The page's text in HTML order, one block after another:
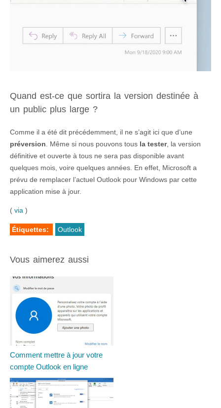
Quand est-ce que sortira la version destinée à
un public plus large ?
Comme il a été dit précédemment, il ne s’agit ici que d’une
préversion. Même si nous pouvons tous la tester, la version
définitive et ouverte à tous ne sera pas disponible avant
quelques mois, voire quelques années. En effet, Microsoft a
prévu de remplacer l’actuel Outlook pour Windows par cette
application mise à jour.
( via )
Étiquettes: Outlook
Vous aimerez aussi
Comment mettre à jour votre
compte Outlook en ligne